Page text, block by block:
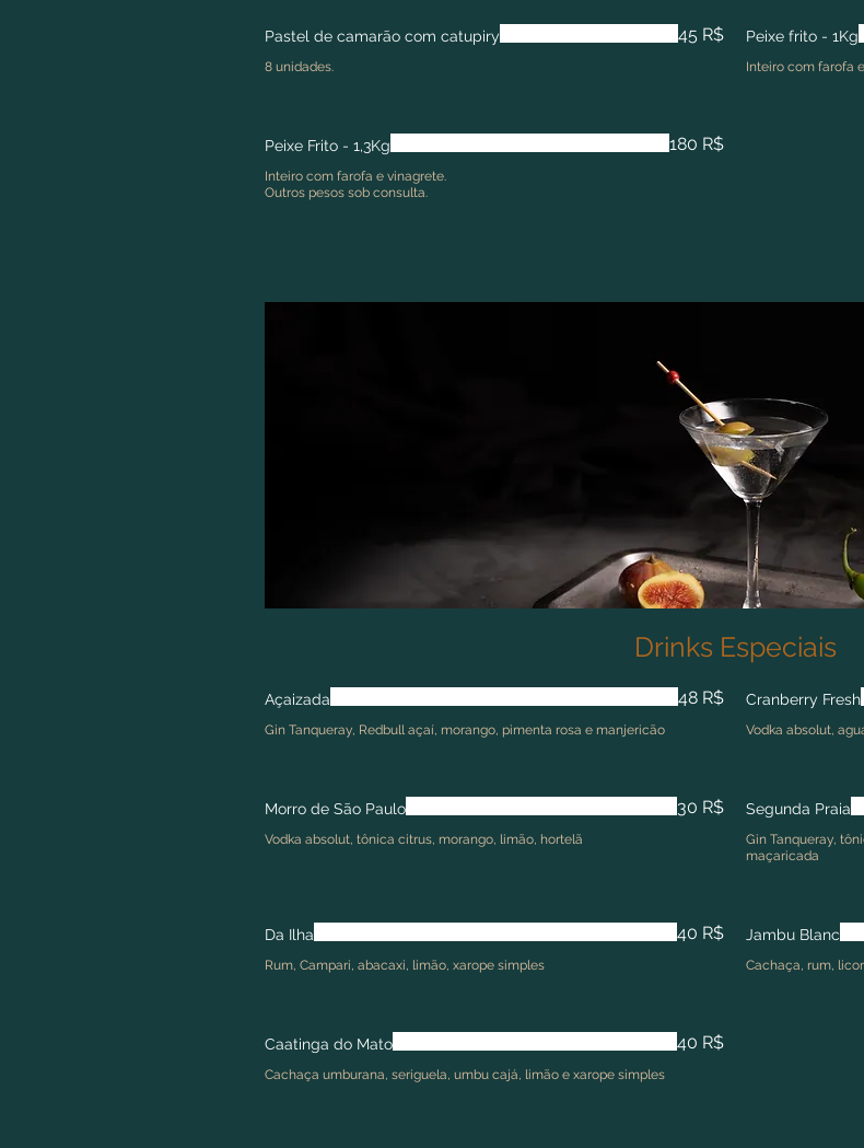
Pastel de camarão com catupiry
8 unidades.
45 R$ Peixe frito - 1Kg
Inteiro com farofa
Peixe Frito - 1,3Kg
Inteiro com farofa e vinagrete.
Outros pesos sob consulta.
180 R$
Drinks Especiais
Açaizada
Gin Tanqueray, Redbull açaí, morango, pimenta rosa e manjericão
48 R$ Cranberry Fresh
Vodka absolut,
Morro de São Paulo
Vodka absolut, tônica citrus, morango, limão, hortelã
30 R$ Segunda Praia
Gin Tanqueray,
maçaricada
Da Ilha
Rum, Campari, abacaxi, limão, xarope simples
40 R$ Jambu Blanc
Cachaça, rum,
Caatinga do Mato
Cachaça umburana, seriguela, umbu cajá, limão e xarope simples
40 R$